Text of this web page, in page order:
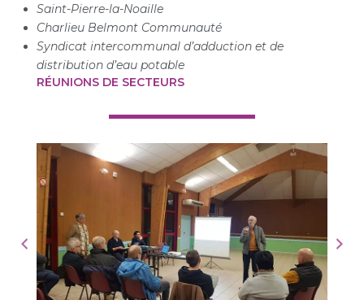
Saint-Pierre-la-Noaille
Charlieu Belmont Communauté
Syndicat intercommunal d’adduction et de
distribution d’eau potable
RÉUNIONS DE SECTEURS